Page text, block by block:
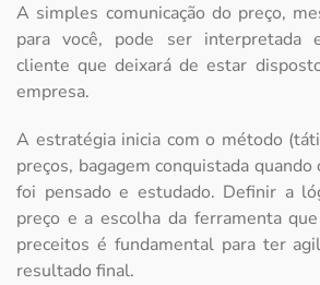
A simples comunicação do preço,
para você, pode ser interpretada
cliente que deixará de estar
empresa.
A estratégia inicia com o método
preços, bagagem conquistada
foi pensado e estudado. Definir a
preço e a escolha da ferramenta
preceitos é fundamental para ter
resultado final.